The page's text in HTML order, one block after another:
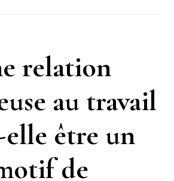
et
relation
au travail
être un
de